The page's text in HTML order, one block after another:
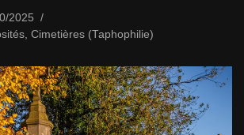
2025
Cimetières (Taphophilie)